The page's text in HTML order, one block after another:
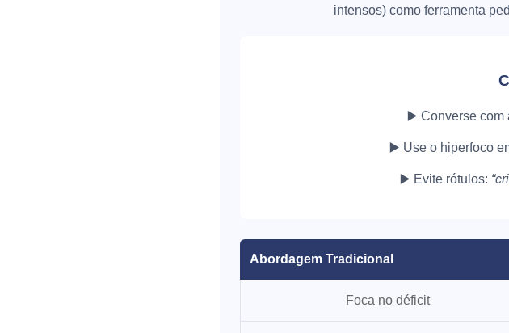
intensos) como ferramenta
▶️ Converse com
▶️ Use o hiperfoco
▶️ Evite rótulos:
Abordagem Tradicional
Foca no déficit